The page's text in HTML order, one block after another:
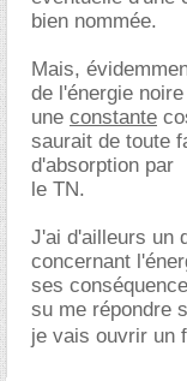
bien nommée.
Mais,
de l'énergie
une constante
saurait de toute
d'absorption par
le TN.
J'ai d'ailleurs un
concernant
ses
su me répondre
je vais ouvrir un